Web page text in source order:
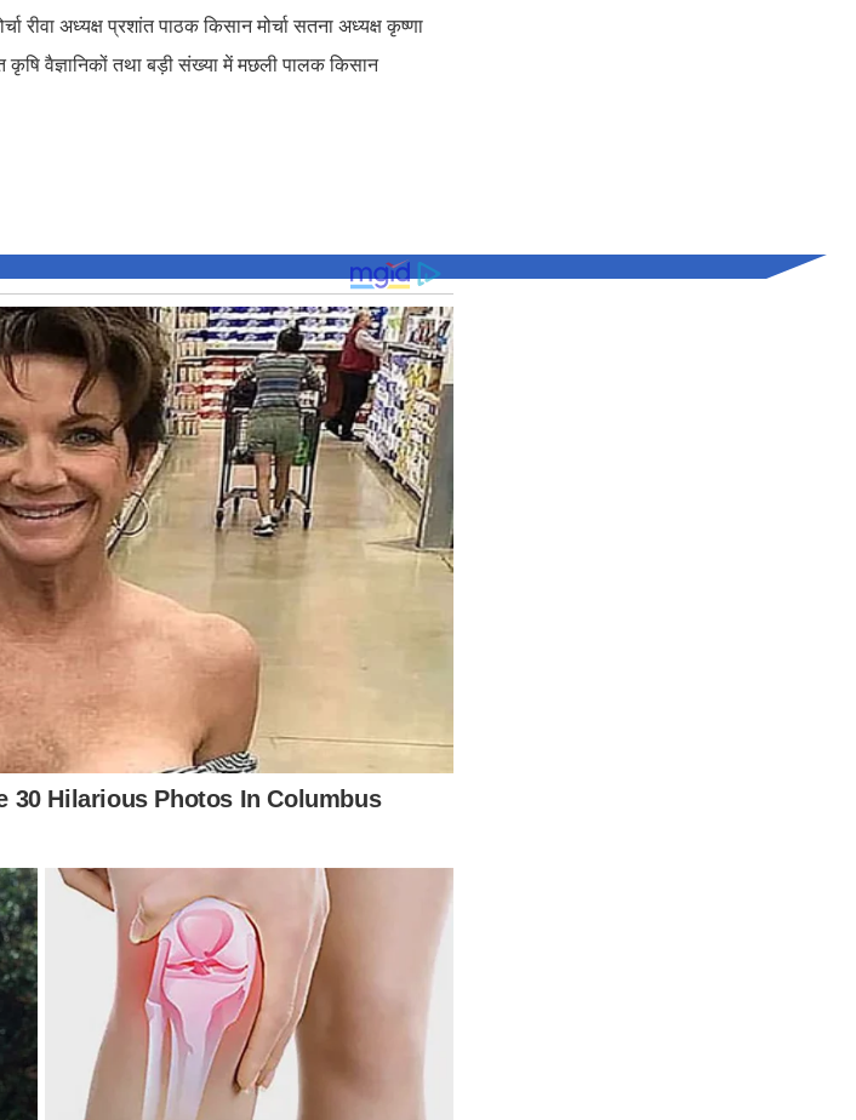
रीवा अध्यक्ष प्रशांत पाठक किसान मोर्चा सतना अध्यक्ष कृष्णा
वैज्ञानिकों तथा बड़ी संख्या में मछली पालक किसान